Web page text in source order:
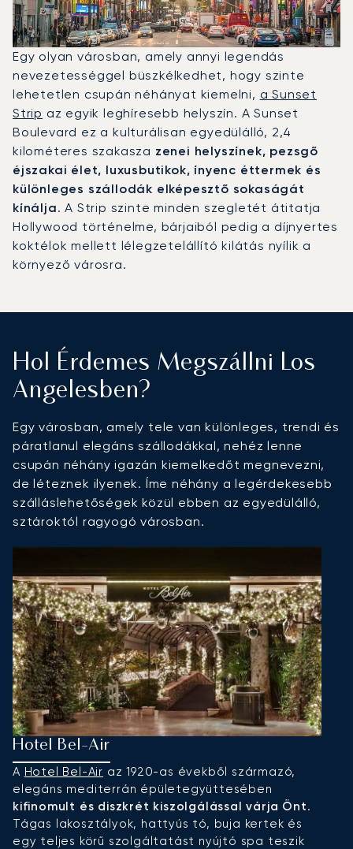
Egy olyan városban, amely annyi legendás
nevezetességgel büszkélkedhet, hogy szinte
lehetetlen csupán néhányat kiemelni, a Sunset
Strip az egyik leghíresebb helyszín. A Sunset
Boulevard ez a kulturálisan egyedülálló, 2,4
kilométeres szakasza zenei helyszínek, pezsgő
éjszakai élet, luxusbutikok, ínyenc éttermek és
különleges szállodák elképesztő sokaságát
kínálja. A Strip szinte minden szegletét átitatja
Hollywood történelme, bárjaiból pedig a díjnyertes
koktélok mellett lélegzetelállító kilátás nyílik a
környező városra.
Hol Érdemes Megszállni Los
Angelesben?
Egy városban, amely tele van különleges, trendi és
páratlanul elegáns szállodákkal, nehéz lenne
csupán néhány igazán kiemelkedőt megnevezni,
de léteznek ilyenek. Íme néhány a legérdekesebb
szálláslehetőségek közül ebben az egyedülálló,
sztároktól ragyogó városban.
Hotel Bel-Air
A Hotel Bel-Air az 1920-as évekből származó,
elegáns mediterrán épületegyüttesében
kifinomult és diszkrét kiszolgálással várja Önt.
Tágas lakosztályok, hattyús tó, buja kertek és
egy teljes körű szolgáltatást nyújtó spa teszik